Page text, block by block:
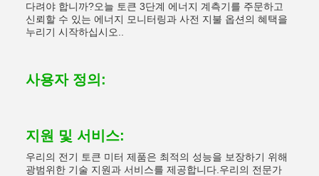
다려야 합니까?오늘 토큰 3단계 에너지 계측기를 주문하고
신뢰할 수 있는 에너지 모니터링과 사전 지불 옵션의 혜택을
누리기 시작하십시오..
사용자 정의:
지원 및 서비스:
우리의 전기 토큰 미터 제품은 최적의 성능을 보장하기 위해
광범위한 기술 지원과 서비스를 제공합니다.우리의 전문가